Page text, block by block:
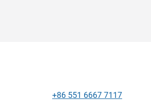
+86 551 6667 7117